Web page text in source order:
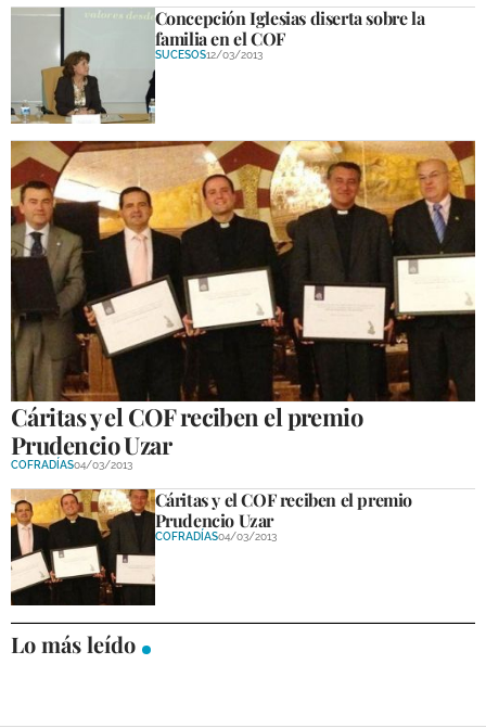
Concepción Iglesias diserta sobre la
familia en el COF
SUCESOS12/03/2013
Cáritas y el COF reciben el premio
Prudencio Uzar
COFRADÍAS04/03/2013
Cáritas y el COF reciben el premio
Prudencio Uzar
COFRADÍAS04/03/2013
Lo más leído